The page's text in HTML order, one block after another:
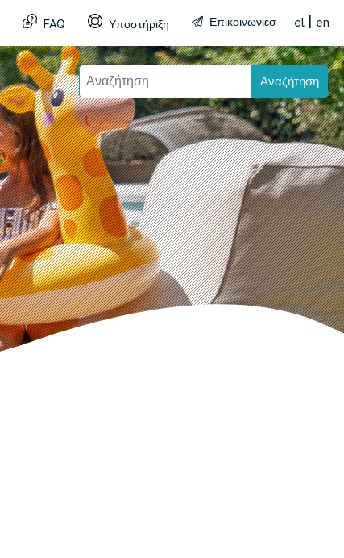
FAQ Υποστήριξη Επικοινωνιεσ el en
Αναζήτηση